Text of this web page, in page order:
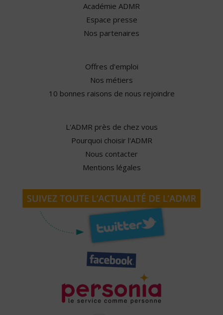
Académie ADMR
Espace presse
Nos partenaires
Offres d'emploi
Nos métiers
10 bonnes raisons de nous rejoindre
L'ADMR près de chez vous
Pourquoi choisir l'ADMR
Nous contacter
Mentions légales